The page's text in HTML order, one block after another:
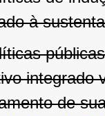
à
integrado
de